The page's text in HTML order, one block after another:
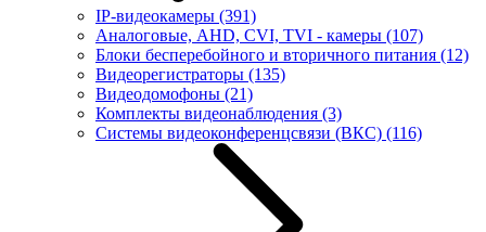
IP-видеокамеры (391)
Аналоговые, AHD, CVI, TVI - камеры (107)
Блоки бесперебойного и вторичного питания (12)
Видеорегистраторы (135)
Видеодомофоны (21)
Комплекты видеонаблюдения (3)
Системы видеоконференцсвязи (ВКС) (116)